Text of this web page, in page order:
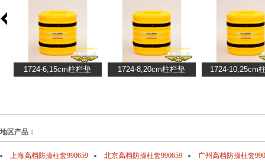
地区产品：
上海高档防撞柱套990659 北京高档防撞柱套990659
广州高档防撞柱套